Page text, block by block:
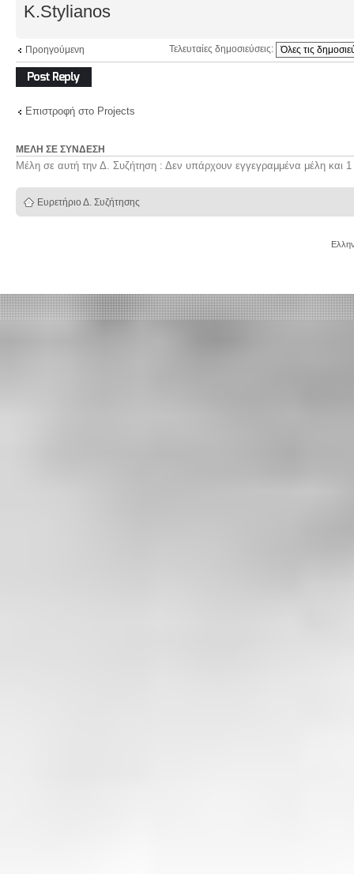
K.Stylianos
Προηγούμενη Τελευταίες δημοσιεύσεις:
Δημιουργία
απάντησης
Επιστροφή στο Projects
ΜΈΛΗ ΣΕ ΣΎΝΔΕΣΗ
Μέλη σε αυτή την Δ. Συζήτηση : Δεν υπάρχουν εγγεγραμμένα μέλη και 1
Ευρετήριο Δ. Συζήτησης